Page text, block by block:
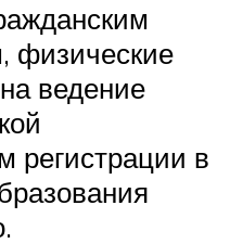
физические
ведение
регистрации в